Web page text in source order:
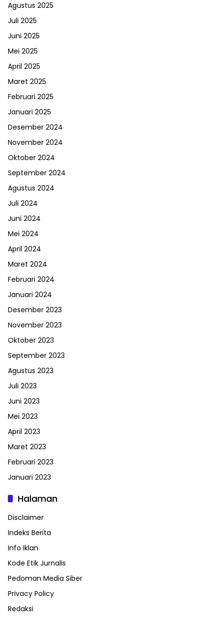
Agustus 2025
Juli 2025
Juni 2025
Mei 2025
April 2025
Maret 2025
Februari 2025
Januari 2025
Desember 2024
November 2024
Oktober 2024
September 2024
Agustus 2024
Juli 2024
Juni 2024
Mei 2024
April 2024
Maret 2024
Februari 2024
Januari 2024
Desember 2023
November 2023
Oktober 2023
September 2023
Agustus 2023
Juli 2023
Juni 2023
Mei 2023
April 2023
Maret 2023
Februari 2023
Januari 2023
Halaman
Disclaimer
Indeks Berita
Info Iklan
Kode Etik Jurnalis
Pedoman Media Siber
Privacy Policy
Redaksi